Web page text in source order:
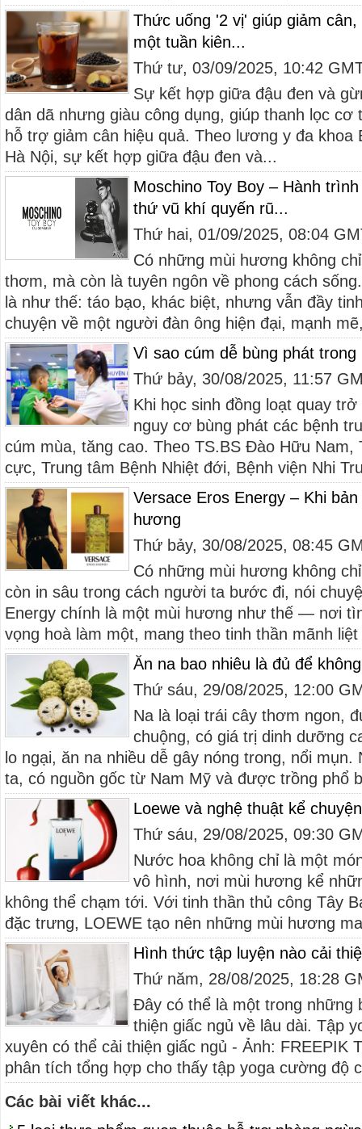
Thức uống '2 vị' giúp giảm
một tuần kiên...
Thứ tư, 03/09/2025, 10:42
Sự kết hợp giữa đậu đen và
dân dã nhưng giàu công dụng, giúp thanh lọc cơ
hỗ trợ giảm cân hiệu quả. Theo lương y đa
Hà Nội, sự kết hợp giữa đậu đen và...
Moschino Toy Boy – Hành
thứ vũ khí quyến rũ...
Thứ hai, 01/09/2025, 08:04
Có những mùi hương không
thơm, mà còn là tuyên ngôn về phong cách
là như thế: táo bạo, khác biệt, nhưng vẫn đầy
chuyện về một người đàn ông hiện đại, mạnh
Vì sao cúm dễ bùng phát
Thứ bảy, 30/08/2025, 11:57
Khi học sinh đồng loạt quay
nguy cơ bùng phát các bệnh
cúm mùa, tăng cao. Theo TS.BS Đào Hữu
cực, Trung tâm Bệnh Nhiệt đới, Bệnh viện Nhi
Versace Eros Energy – Khi
hương
Thứ bảy, 30/08/2025, 08:45
Có những mùi hương không
còn in sâu trong cách người ta bước đi, nói
Energy chính là một mùi hương như thế — nơi
vọng hoà làm một, mang theo tinh thần mãnh
Ăn na bao nhiêu là đủ để
Thứ sáu, 29/08/2025, 12:00
Na là loại trái cây thơm ngon,
chuộng, có giá trị dinh dưỡng
lo ngại, ăn na nhiều dễ gây nóng trong, nổi mụn.
ta, có nguồn gốc từ Nam Mỹ và được trồng phổ
Loewe và nghệ thuật kể
Thứ sáu, 29/08/2025, 09:30
Nước hoa không chỉ là một
vô hình, nơi mùi hương kể
không thể chạm tới. Với tinh thần thủ công Tây
đặc trưng, LOEWE tạo nên những mùi hương
Hình thức tập luyện nào cải
Thứ năm, 28/08/2025, 18:28
Đây có thể là một trong những
thiện giấc ngủ về lâu dài. Tập
xuyên có thể cải thiện giấc ngủ - Ảnh: FREEPIK
phân tích tổng hợp cho thấy tập yoga cường độ
Các bài viết khác...